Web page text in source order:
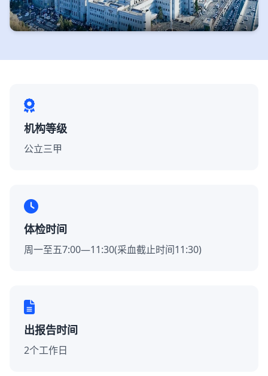
机构等级
公立三甲
体检时间
周一至五7:00—11:30(采血截止时间11:30)
出报告时间
2个工作日